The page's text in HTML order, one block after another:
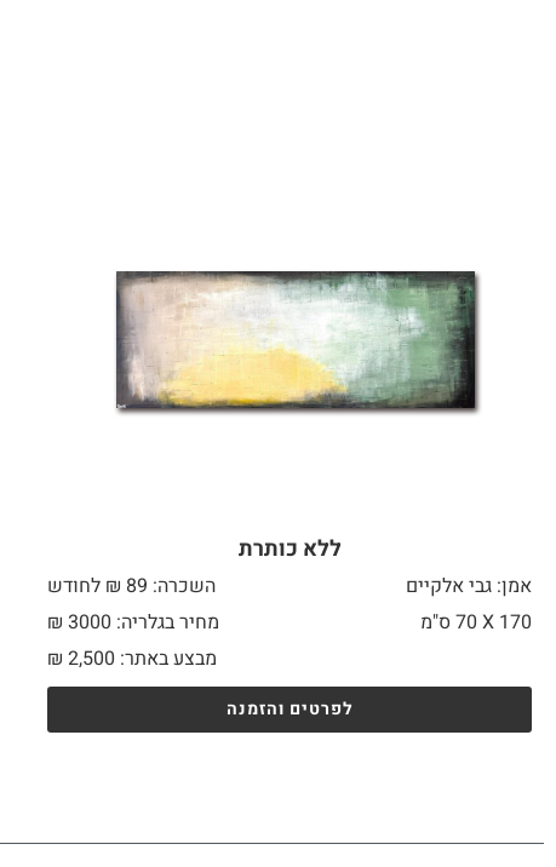
ללא כותרת
אמן: גבי אלקיים
השכרה: 89 ₪ לחודש
170 X
מחיר בגלריה: 3000 ₪
מבצע באתר:
₪ 2,500
לפרטים והזמנה